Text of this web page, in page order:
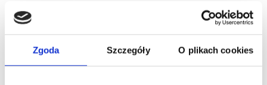
Zgoda Szczegóły O plikach cookies
kiedy ktoś daje jej czas i uwagę. Szczególną
radość przynoszą jej zajęcia z logopedą oraz
chwile w wodzie. Basen to przestrzeń, w której
jej ciało może pracować inaczej, swobodniej. Z
czym mierzy się na co dzień? Liliana ma zespół